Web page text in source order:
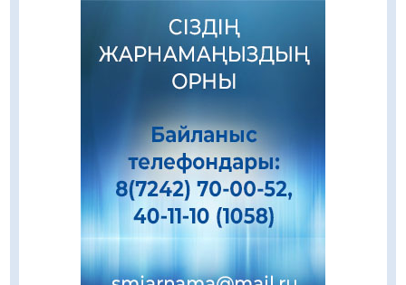
Зәулім ғимараттарда туған жерді түлеткен
азаматтардың қолтаңбасы бар
Еңбегі ерлікпен тең мамандық
Даналықтың шырағданы, ой-сананың
шамшырағы
08.08.2026
Кенеге қарсы залалсыздандыру жұмыстары
жүргізілуде